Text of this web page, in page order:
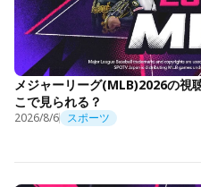
メジャーリーグ(MLB)2026の視
こで見られる？
2026/8/6 スポーツ